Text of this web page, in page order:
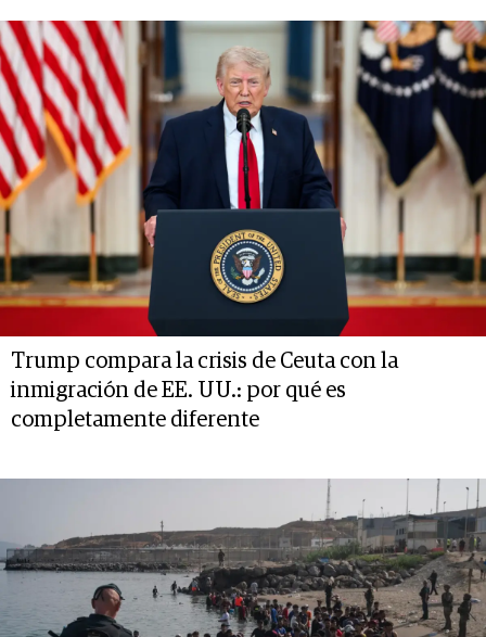
Trump compara la crisis de Ceuta con la
inmigración de EE. UU.: por qué es
completamente diferente